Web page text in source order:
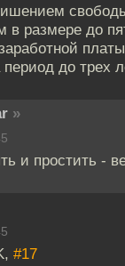
в размере до
период до трех
»
и простить -
#17